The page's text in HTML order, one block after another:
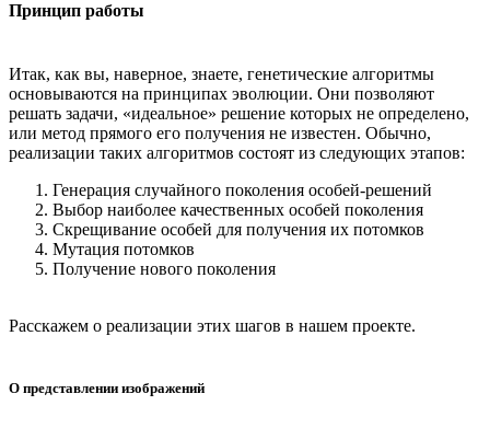
Принцип работы
Итак, как вы, наверное, знаете, генетические алгоритмы
основываются на принципах эволюции. Они позволяют
решать задачи, «идеальное» решение которых не определено,
или метод прямого его получения не известен. Обычно,
реализации таких алгоритмов состоят из следующих этапов:
Генерация случайного поколения особей-решений
Выбор наиболее качественных особей поколения
Скрещивание особей для получения их потомков
Мутация потомков
Получение нового поколения
Расскажем о реализации этих шагов в нашем проекте.
О представлении изображений